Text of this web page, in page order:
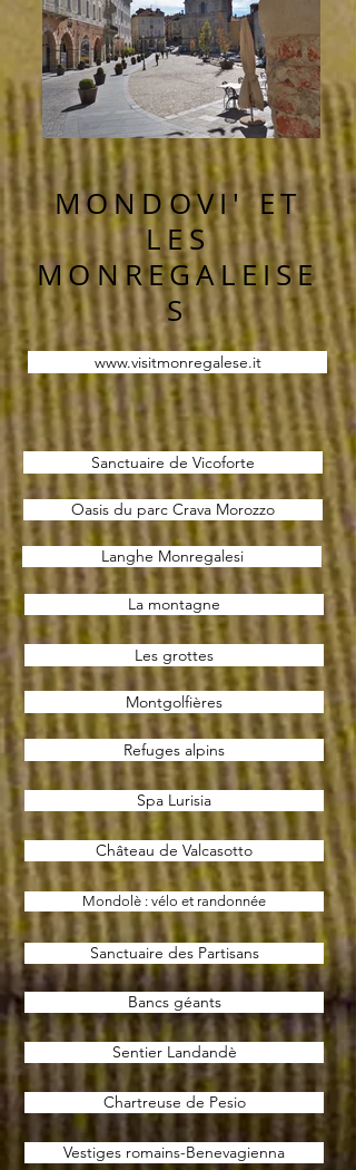
MONDOVI' ET
LES
MONREGALEISE
S
www.visitmonregalese.it
Sanctuaire de Vicoforte
Oasis du parc Crava Morozzo
Langhe Monregalesi
La montagne
Les grottes
Montgolfières
Refuges alpins
Spa Lurisia
Château de Valcasotto
Mondolè : vélo et randonnée
Sanctuaire des Partisans
Bancs géants
Sentier Landandè
Chartreuse de Pesio
Vestiges romains-Benevagienna